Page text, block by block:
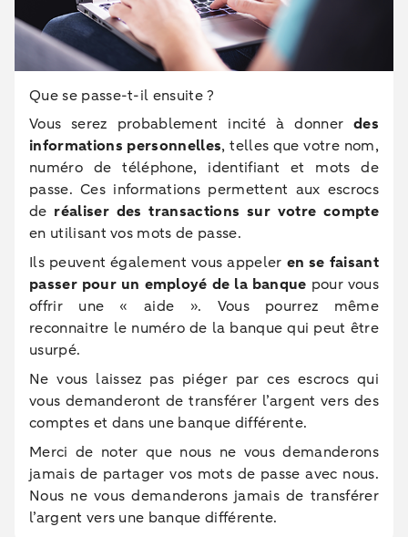
Que se passe-t-il ensuite ?
Vous serez probablement incité à donnerdes
informations personnelles, telles que votre nom,
numéro de téléphone, identifiant et mots de
passe. Ces informations permettent aux escrocs
de réaliser des transactions sur votre compte
en utilisant vos mots de passe.
Ils peuvent également vous appeler en se faisant
passer pour un employé de la banque pour vous
offrir une « aide ». Vous pourrez même
reconnaitre le numéro de la banque qui peut être
usurpé.
Ne vous laissez pas piéger par ces escrocs qui
vous demanderont de transférer l’argent vers des
comptes et dans une banque différente.
Merci de noter que nous ne vous demanderons
jamais de partager vos mots de passe avec nous.
Nous ne vous demanderons jamais de transférer
l’argent vers une banque différente.